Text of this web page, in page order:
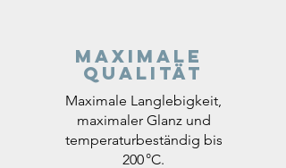
Maximale
Qualität
Maximale Langlebigkeit,
maximaler Glanz und
temperaturbeständig bis
200 °C.